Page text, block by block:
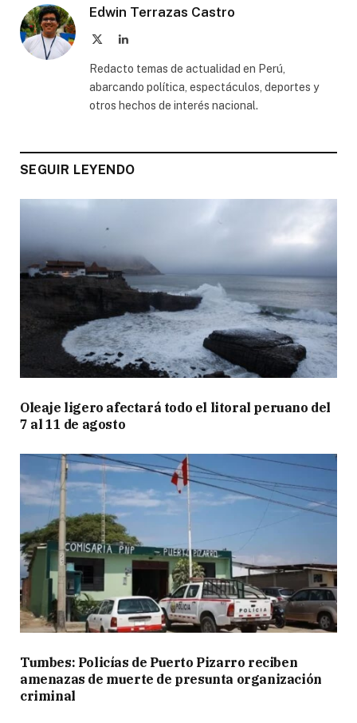
Edwin Terrazas Castro
LinkedIn
Redacto temas de actualidad en Perú,
abarcando política, espectáculos, deportes y
otros hechos de interés nacional.
SEGUIR LEYENDO
Oleaje ligero afectará todo el litoral peruano del
7 al 11 de agosto
Tumbes: Policías de Puerto Pizarro reciben
amenazas de muerte de presunta organización
criminal